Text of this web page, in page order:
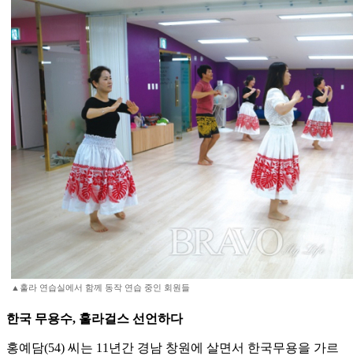
▲훌라 연습실에서 함께 동작 연습 중인 회원들
한국 무용수, 훌라걸스 선언하다
홍예담(54) 씨는 11년간 경남 창원에 살면서 한국무용을 가르